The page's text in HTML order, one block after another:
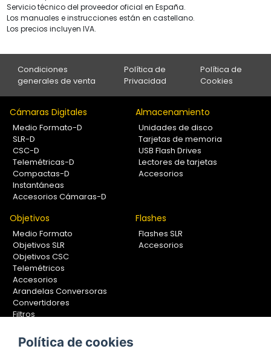
Servicio técnico del proveedor oficial en España.
Los manuales e instrucciones están en castellano.
Los precios incluyen IVA.
Condiciones
generales de venta
Política de
Privacidad
Política de
Cookies
Cámaras Digitales
Medio Formato-D
SLR-D
CSC-D
Telemétricas-D
Compactas-D
Instantáneas
Accesorios Cámaras-D
Almacenamiento
Unidades de disco
Tarjetas de memoria
USB Flash Drives
Lectores de tarjetas
Accesorios
Objetivos
Medio Formato
Objetivos SLR
Objetivos CSC
Telemétricos
Accesorios
Arandelas Conversoras
Convertidores
Filtros
Calibradores
Flashes
Flashes SLR
Accesorios
Política de cookies